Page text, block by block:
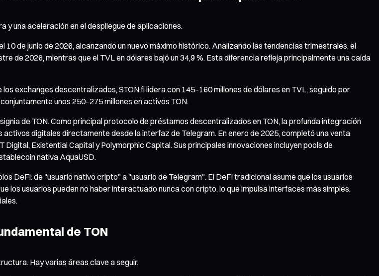
y una aceleración en el despliegue de aplicaciones.
de junio de 2026, alcanzando un nuevo máximo histórico. Analizando las tendencias trimestrales, el
de 2026, mientras que el TVL en dólares bajó un 34,9 %. Esta diferencia refleja principalmente una caída
exchanges descentralizados, STON.fi lidera con 145–160 millones de dólares en TVL, seguido por
unos 250–275 millones en activos TON.
de TON. Como principal protocolo de préstamos descentralizados en TON, la profunda integración
digitales directamente desde la interfaz de Telegram. En enero de 2025, completó una venta
Existential Capital y Polymorphic Capital. Sus principales innovaciones incluyen pools de
nativa AquaUSD.
DeFi: de "usuario nativo cripto" a "usuario de Telegram". El DeFi tradicional asume que los usuarios
los usuarios pueden no haber interactuado nunca con cripto, lo que impulsa interfaces más simples,
de TON
Hay varias áreas clave a seguir.